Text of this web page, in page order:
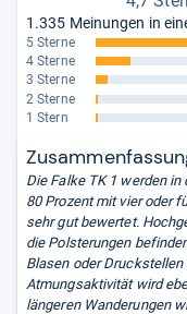
1.335 Meinungen in
5 Sterne
4 Sterne
3 Sterne
2 Sterne
1 Stern
Die Falke TK 1 werden
80 Prozent mit vier oder
sehr gut bewertet.
die Polsterungen
Blasen oder
Atmungsaktivität wird
längeren Wanderungen